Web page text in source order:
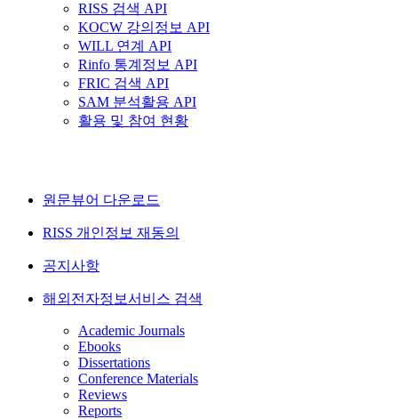
RISS 검색 API
KOCW 강의정보 API
WILL 연계 API
Rinfo 통계정보 API
FRIC 검색 API
SAM 분석활용 API
활용 및 참여 현황
원문뷰어 다운로드
RISS 개인정보 재동의
공지사항
해외전자정보서비스 검색
Academic Journals
Ebooks
Dissertations
Conference Materials
Reviews
Reports